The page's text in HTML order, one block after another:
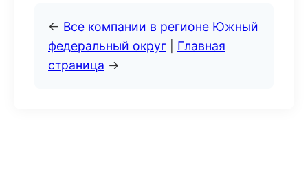
← Все компании в регионе Южный
федеральный округ
Главная
страница →